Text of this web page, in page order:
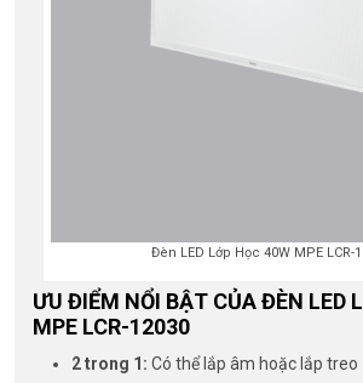
Đèn LED Lớp Học 40W MPE LCR-
ƯU ĐIỂM NỔI BẬT CỦA ĐÈN LED
MPE LCR-12030
2 trong 1: Có thể lắp âm hoặc lắp treo